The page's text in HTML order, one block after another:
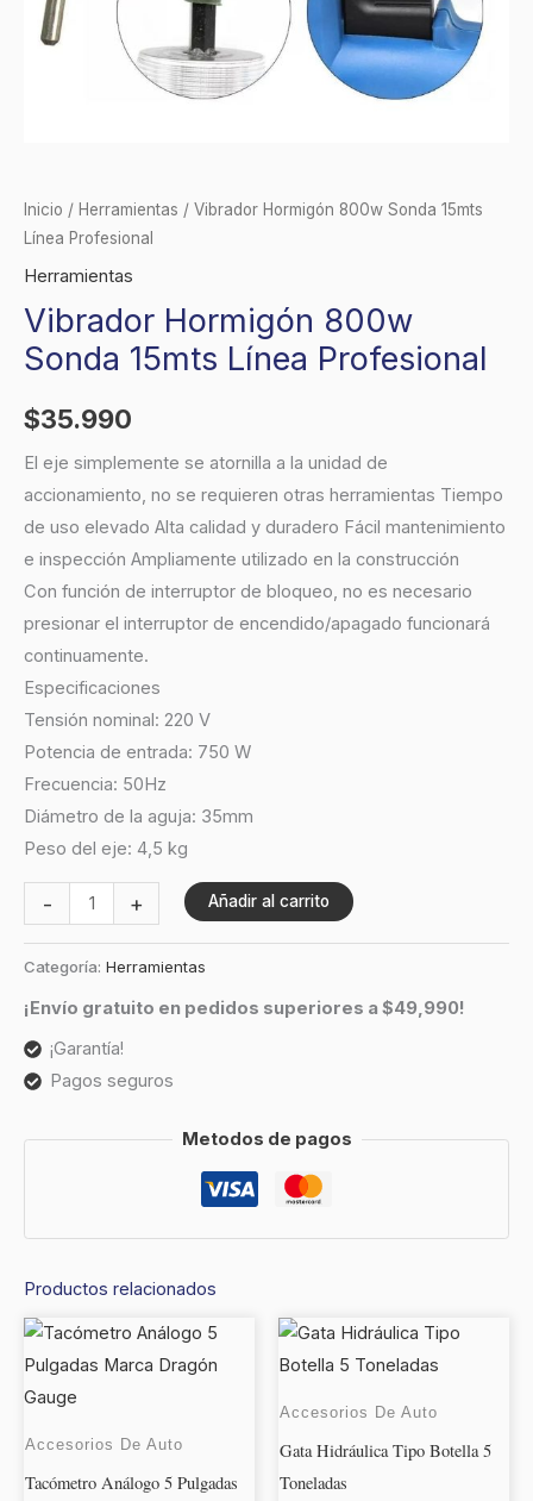
Inicio / Herramientas / Vibrador Hormigón 800w Sonda 15mts
Línea Profesional
Herramientas
Vibrador Hormigón 800w
Sonda 15mts Línea Profesional
$35.990
El eje simplemente se atornilla a la unidad de
accionamiento, no se requieren otras herramientas Tiempo
de uso elevado Alta calidad y duradero Fácil mantenimiento
e inspección Ampliamente utilizado en la construcción
Con función de interruptor de bloqueo, no es necesario
presionar el interruptor de encendido/apagado funcionará
continuamente.
Especificaciones
Tensión nominal: 220 V
Potencia de entrada: 750 W
Frecuencia: 50Hz
Diámetro de la aguja: 35mm
Peso del eje: 4,5 kg
- + Añadir al carrito
Categoría: Herramientas
¡Envío gratuito en pedidos superiores a $49,990!
¡Garantía!
Pagos seguros
Metodos de pagos
Productos relacionados
Accesorios De Auto
Tacómetro Análogo 5 Pulgadas
Accesorios De Auto
Gata Hidráulica Tipo Botella 5
Toneladas